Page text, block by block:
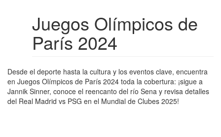
Juegos Olímpicos de
París 2024
Desde el deporte hasta la cultura y los eventos clave, encuentra
en Juegos Olímpicos de París 2024 toda la cobertura: ¡sigue a
Jannik Sinner, conoce el reencanto del río Sena y revisa detalles
del Real Madrid vs PSG en el Mundial de Clubes 2025!